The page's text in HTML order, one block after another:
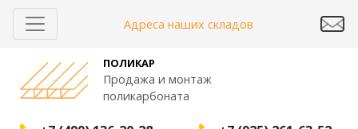
Адреса наших складов
ПОЛИКАР
Продажа и монтаж
поликарбоната